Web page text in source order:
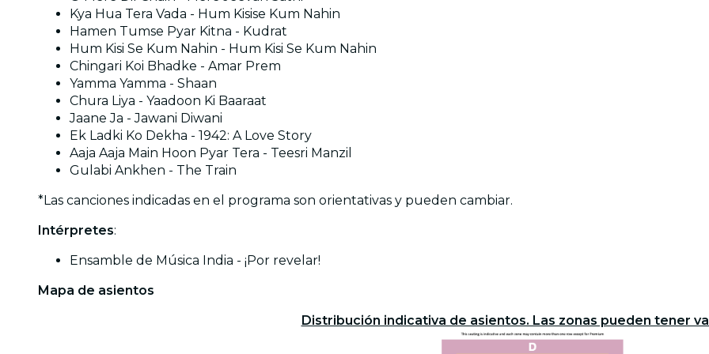
Kya Hua Tera Vada - Hum Kisise Kum Nahin
Hamen Tumse Pyar Kitna - Kudrat
Hum Kisi Se Kum Nahin - Hum Kisi Se Kum Nahin
Chingari Koi Bhadke - Amar Prem
Yamma Yamma - Shaan
Chura Liya - Yaadoon Ki Baaraat
Jaane Ja - Jawani Diwani
Ek Ladki Ko Dekha - 1942: A Love Story
Aaja Aaja Main Hoon Pyar Tera - Teesri Manzil
Gulabi Ankhen - The Train
*Las canciones indicadas en el programa son orientativas y pueden cambiar.
Intérpretes:
Ensamble de Música India - ¡Por revelar!
Mapa de asientos
Distribución indicativa de asientos. Las zonas pueden tener